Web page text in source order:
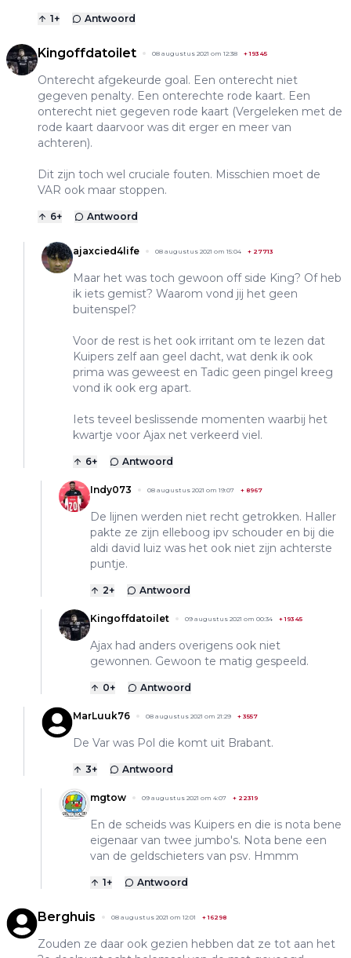
1+ Antwoord
Kingoffdatoilet 08 augustus 2021 om 12:38 +19345
Onterecht afgekeurde goal. Een onterecht niet
gegeven penalty. Een onterechte rode kaart. Een
onterecht niet gegeven rode kaart (Vergeleken met de
rode kaart daarvoor was dit erger en meer van
achteren).
Dit zijn toch wel cruciale fouten. Misschien moet de
VAR ook maar stoppen.
6+ Antwoord
ajaxcied4life 08 augustus 2021 om 15:04 + 27713
Maar het was toch gewoon off side King? Of heb
ik iets gemist? Waarom vond jij het geen
buitenspel?
Voor de rest is het ook irritant om te lezen dat
Kuipers zelf aan geel dacht, wat denk ik ook
prima was geweest en Tadic geen pingel kreeg
vond ik ook erg apart.
Iets teveel beslissende momenten waarbij het
kwartje voor Ajax net verkeerd viel.
6+ Antwoord
Indy073 08 augustus 2021 om 19:07 + 8967
De lijnen werden niet recht getrokken. Haller
pakte ze zijn elleboog ipv schouder en bij die
aldi david luiz was het ook niet zijn achterste
puntje.
2+ Antwoord
Kingoffdatoilet 09 augustus 2021 om 00:34 +19345
Ajax had anders overigens ook niet
gewonnen. Gewoon te matig gespeeld.
0+ Antwoord
MarLuuk76 08 augustus 2021 om 21:29 + 3557
De Var was Pol die komt uit Brabant.
3+ Antwoord
mgtow 09 augustus 2021 om 4:07 + 22319
En de scheids was Kuipers en die is nota bene
eigenaar van twee jumbo's. Nota bene een
van de geldschieters van psv. Hmmm
1+ Antwoord
Berghuis 08 augustus 2021 om 12:01 +16298
Zouden ze daar ook gezien hebben dat ze tot aan het